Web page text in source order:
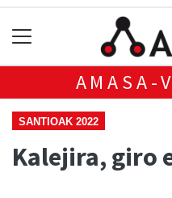
AMASA-
SANTIOAK 2022
Kalejira, giro